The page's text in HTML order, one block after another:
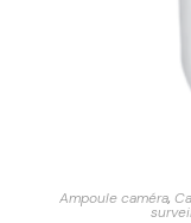
Ampoule caméra,